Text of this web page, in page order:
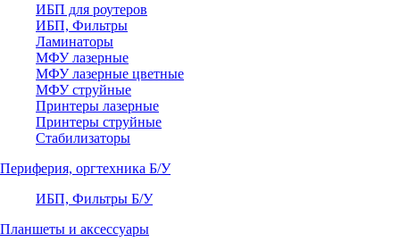
ИБП для роутеров
ИБП, Фильтры
Ламинаторы
МФУ лазерные
МФУ лазерные цветные
МФУ струйные
Принтеры лазерные
Принтеры струйные
Стабилизаторы
Периферия, оргтехника Б/У
ИБП, Фильтры Б/У
Планшеты и аксессуары